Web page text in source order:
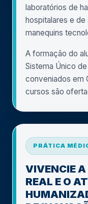
laboratórios de
hospitalares e
manequins
A formação do
Sistema Único
conveniados em
cursos são
PRÁTICA
VIVENCIE
REAL E O